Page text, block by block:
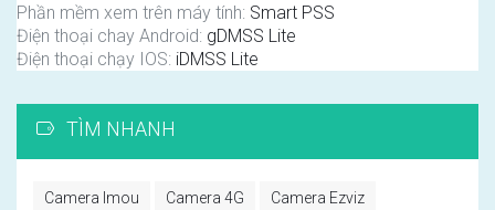
Phần mềm xem trên máy tính: Smart PSS
Điện thoại chay Android: gDMSS Lite
Điện thoại chạy IOS: iDMSS Lite
TÌM NHANH
Camera Imou Camera 4G Camera Ezviz